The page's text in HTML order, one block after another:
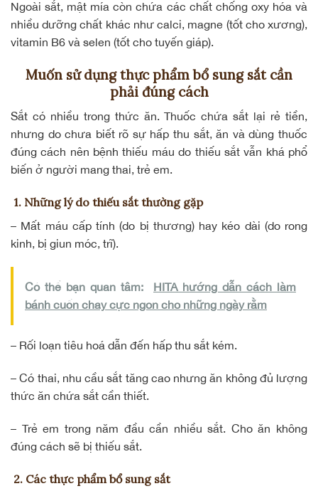
Ngoài sắt, mật mía còn chứa các chất chống oxy hóa và
nhiều dưỡng chất khác như calci, magne (tốt cho xương),
vitamin B6 và selen (tốt cho tuyến giáp).
Muốn sử dụng thực phẩm bổ sung sắt cần
phải đúng cách
Sắt có nhiều trong thức ăn. Thuốc chứa sắt lại rẻ tiền,
nhưng do chưa biết rõ sự hấp thu sắt, ăn và dùng thuốc
đúng cách nên bệnh thiếu máu do thiếu sắt vẫn khá phổ
biến ở người mang thai, trẻ em.
1. Những lý do thiếu sắt thường gặp
– Mất máu cấp tính (do bị thương) hay kéo dài (do rong
kinh, bị giun móc, trĩ).
Có thể bạn quan tâm:
HITA hướng dẫn cách làm
bánh cuốn chay cực ngon cho những ngày rằm
– Rối loạn tiêu hoá dẫn đến hấp thu sắt kém.
– Có thai, nhu cầu sắt tăng cao nhưng ăn không đủ lượng
thức ăn chứa sắt cần thiết.
– Trẻ em trong năm đầu cần nhiều sắt. Cho ăn không
đúng cách sẽ bị thiếu sắt.
2. Các thực phẩm bổ sung sắt